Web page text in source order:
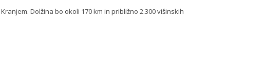
Dolžina bo okoli 170 km in približno 2.300 višinskih